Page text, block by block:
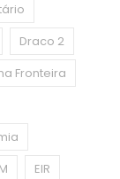
Draco 2
Fronteira
EIR